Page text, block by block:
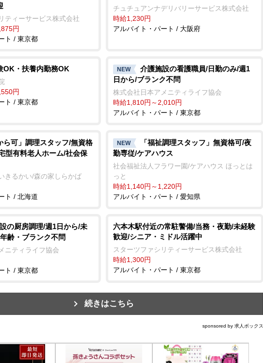
ティーサービス株式会社
円
ト / 東京都
チュチュアンナデリバリーサービス株式会社
時給1,230円
アルバイト・パート / 大阪府
OK・扶養内勤務OK
円
ト / 東京都
NEW
介護施設の看護職員/日勤のみ/週1
日から/ブランク不問
株式会社日本アメニティライフ協会
時給1,810円～2,010円
アルバイト・パート / 東京都
ら可」調理スタッフ/無資格
型有料老人ホーム/社会保
きるかい/森の家しらかば
ト / 北海道
NEW
「福祉調理スタッフ」無資格可/夜
勤専従/ケアハウス
社会福祉法人フラワー園/ケアハウス ほっとは
っと
時給1,140円～1,220円
アルバイト・パート / 愛知県
の厨房調理/週1日から/未
齢・ブランク不問
ニティライフ協会
ト / 東京都
六本木駅付近の常駐警備/当務・夜勤/未経験
歓迎/シニア・ミドル活躍中
スターツファシリティーサービス株式会社
時給1,300円
アルバイト・パート / 東京都
続きはこちら
sponsored by 求人ボックス